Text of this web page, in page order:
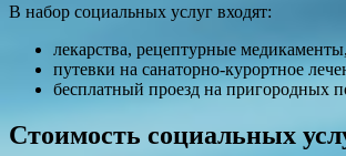
В набор социальных услуг входят:
лекарства, рецептурные
путевки на санаторно-курортное
бесплатный проезд на пригородных
Стоимость социальных